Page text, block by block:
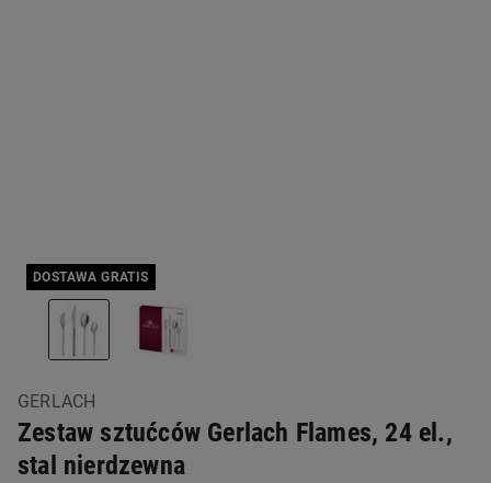
DOSTAWA GRATIS
GERLACH
Zestaw sztućców Gerlach Flames, 24 el.,
stal nierdzewna